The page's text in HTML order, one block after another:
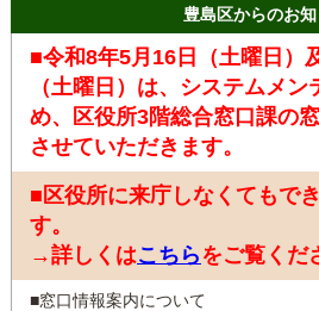
豊島区からのお
■令和8年5月16日（土曜日）
（土曜日）は、システムメ
め、区役所3階総合窓口課の
させていただきます。
■区役所に来庁しなくてもで
す。
→詳しくはこちらをご覧くだ
■窓口情報案内について